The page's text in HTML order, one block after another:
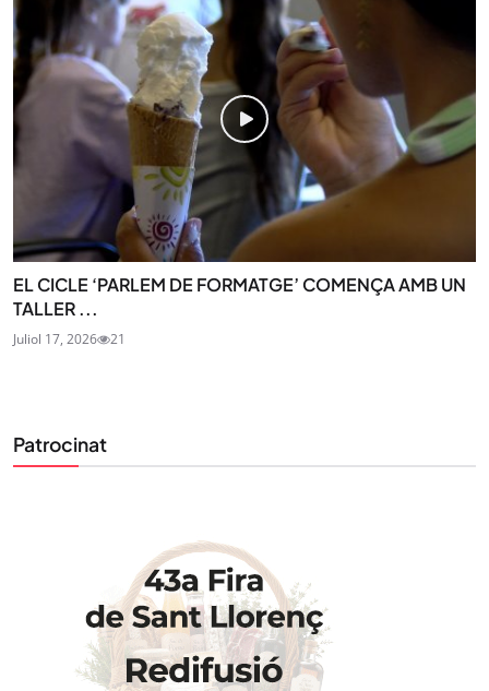
EL CICLE ‘PARLEM DE FORMATGE’ COMENÇA AMB UN
TALLER ...
Juliol 17, 2026 21
Patrocinat
STAY UPDATED
Tota l’actualitat, seleccionada i enviada directament
al teu correu. Subscriu-te al nostre butlletí i segueix
la informació que importa.